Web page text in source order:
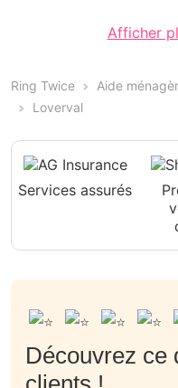
Afficher
Ring Twice Aide
Loverval
Services assurés
Découvrez ce